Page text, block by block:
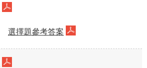
選擇題參考答案